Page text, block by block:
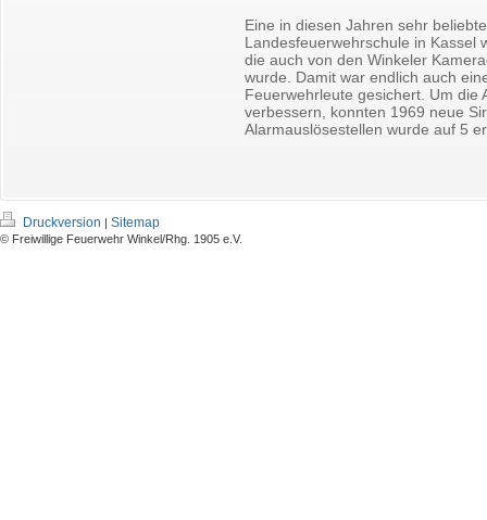
Eine in diesen Jahren sehr
Landesfeuerwehrschule in Kassel
die auch von den Winkeler
wurde. Damit war endlich auch
Feuerwehrleute gesichert. Um die
verbessern, konnten 1969 neue
Alarmauslösestellen wurde auf 5
Druckversion | Sitemap
© Freiwillige Feuerwehr Winkel/Rhg. 1905 e.V.